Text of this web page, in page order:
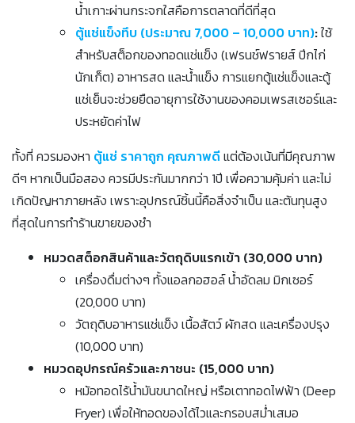
น้ำเกาะผ่านกระจกใสคือการตลาดที่ดีที่สุด
ตู้แช่แข็งทึบ (ประมาณ 7,000 – 10,000 บาท):ใช้
สำหรับสต็อกของทอดแช่แข็ง (เฟรนช์ฟรายส์ ปีกไก่
นักเก็ต) อาหารสด และน้ำแข็ง การแยกตู้แช่แข็งและตู้
แช่เย็นจะช่วยยืดอายุการใช้งานของคอมเพรสเซอร์และ
ประหยัดค่าไฟ
ทั้งที่ ควรมองหา ตู้แช่ ราคาถูก คุณภาพดีแต่ต้องเน้นที่มีคุณภาพ
ดีๆ หากเป็นมือสอง ควรมีประกันมากกว่า 1ปี เพื่อความคุ้มค่า และไม่
เกิดปัญหาภายหลัง เพราะอุปกรณ์ชิ้นนี้คือสิ่งจำเป็น และต้นทุนสูง
ที่สุดในการทำร้านขายของชำ
หมวดสต็อกสินค้าและวัตถุดิบแรกเข้า (30,000 บาท)
เครื่องดื่มต่างๆ ทั้งแอลกอฮอล์ น้ำอัดลม มิกเซอร์
(20,000 บาท)
วัตถุดิบอาหารแช่แข็ง เนื้อสัตว์ ผักสด และเครื่องปรุง
(10,000 บาท)
หมวดอุปกรณ์ครัวและภาชนะ (15,000 บาท)
หม้อทอดไร้น้ำมันขนาดใหญ่ หรือเตาทอดไฟฟ้า (Deep
Fryer) เพื่อให้ทอดของได้ไวและกรอบสม่ำเสมอ